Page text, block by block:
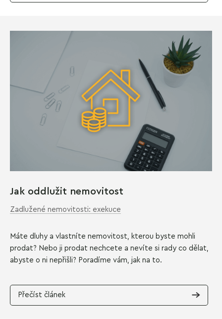
Jak oddlužit nemovitost
Zadlužené nemovitosti: exekuce
Máte dluhy a vlastníte nemovitost, kterou byste mohli
prodat? Nebo ji prodat nechcete a nevíte si rady co dělat,
abyste o ni nepřišli? Poradíme vám, jak na to.
Přečíst článek